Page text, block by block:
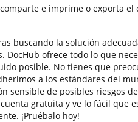
e imprime o exporta
buscando la solución
DocHub ofrece todo lo que
posible. No tienes que
a los estándares del
sensible de posibles riesgos
gratuita y ve lo fácil que
¡Pruébalo hoy!